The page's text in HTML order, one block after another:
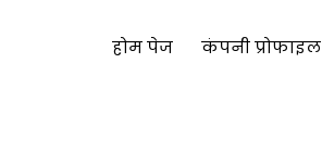
होम पेज कंपनी प्रोफाइल